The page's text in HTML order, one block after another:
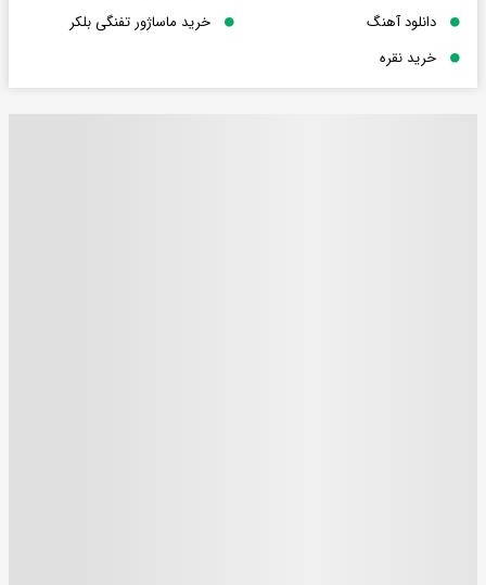
دانلود آهنگ
خرید ماساژور تفنگی بلکر
خرید نقره